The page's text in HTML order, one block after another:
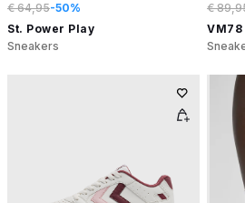
€ 64,95-50%
St. Power Play
Sneakers
€
VM78